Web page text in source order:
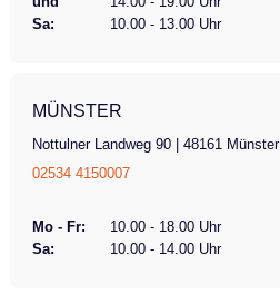
Sa:
10.00 - 13.00 Uhr
MÜNSTER
Nottulner Landweg 90 | 48161 Münster
02534 4150007
Mo - Fr:
10.00 - 18.00 Uhr
Sa:
10.00 - 14.00 Uhr